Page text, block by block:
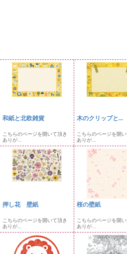
和紙と北欧雑貨
こちらのページを開いて頂き
ありが...
木のクリップと...
こちらのページを開い
ありが...
押し花 壁紙
こちらのページを開いて頂き
ありが...
桜の壁紙
こちらのページを開い
ありが...